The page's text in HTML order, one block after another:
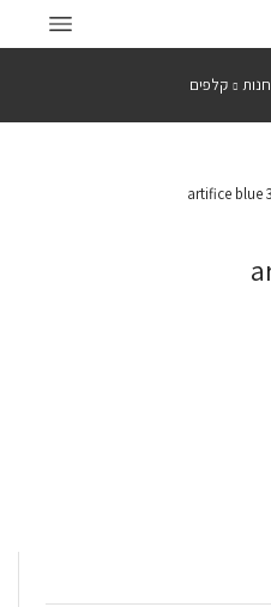
חנות קלפים